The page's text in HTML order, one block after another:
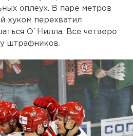
оплеух. В паре метров
хуком перехватил
О`Нилла. Все четверо
штрафников.